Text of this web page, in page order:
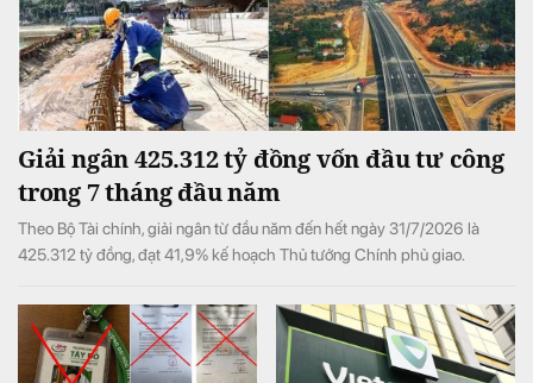
Giải ngân 425.312 tỷ đồng vốn đầu tư công
trong 7 tháng đầu năm
Theo Bộ Tài chính, giải ngân từ đầu năm đến hết ngày 31/7/2026 là
425.312 tỷ đồng, đạt 41,9% kế hoạch Thủ tướng Chính phủ giao.